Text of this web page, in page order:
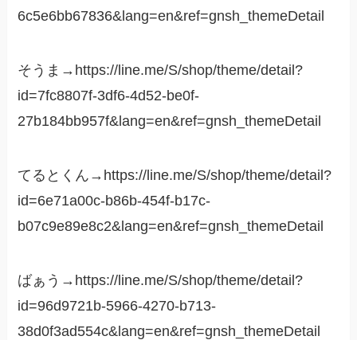
6c5e6bb67836&lang=en&ref=gnsh_themeDetail
そうま→https://line.me/S/shop/theme/detail?
id=7fc8807f-3df6-4d52-be0f-
27b184bb957f&lang=en&ref=gnsh_themeDetail
てるとくん→https://line.me/S/shop/theme/detail?
id=6e71a00c-b86b-454f-b17c-
b07c9e89e8c2&lang=en&ref=gnsh_themeDetail
ばぁう→https://line.me/S/shop/theme/detail?
id=96d9721b-5966-4270-b713-
38d0f3ad554c&lang=en&ref=gnsh_themeDetail